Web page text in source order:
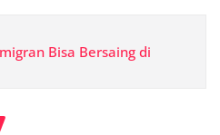
Bisa Bersaing di